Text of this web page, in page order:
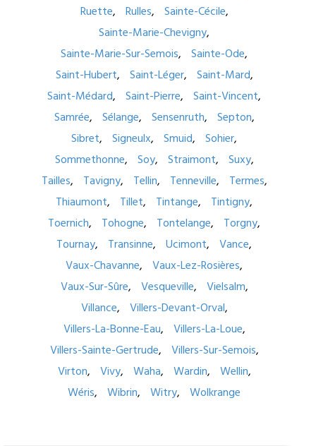
Ruette
Rulles
Sainte-Cécile
Sainte-Marie-Chevigny
Sainte-Marie-Sur-Semois
Sainte-Ode
Saint-Hubert
Saint-Léger
Saint-Mard
Saint-Médard
Saint-Pierre
Saint-Vincent
Samrée
Sélange Sensenruth
Septon
Sibret
Signeulx Smuid
Sohier
Sommethonne
Soy Straimont
Suxy
Tailles
Tavigny Tellin Tenneville
Termes
Thiaumont
Tillet Tintange
Tintigny
Toernich
Tohogne Tontelange
Torgny
Tournay
Transinne Ucimont
Vance
Vaux-Chavanne
Vaux-Lez-Rosières
Vaux-Sur-Sûre
Vesqueville
Vielsalm
Villance
Villers-Devant-Orval
Villers-La-Bonne-Eau
Villers-La-Loue
Villers-Sainte-Gertrude
Villers-Sur-Semois
Virton
Vivy Waha Wardin
Wellin
Wéris
Wibrin Witry Wolkrange